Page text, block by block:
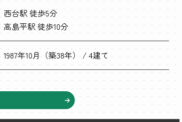
西台駅 徒歩5分
高島平駅 徒歩10分
1987年10月（築38年） / 4建て